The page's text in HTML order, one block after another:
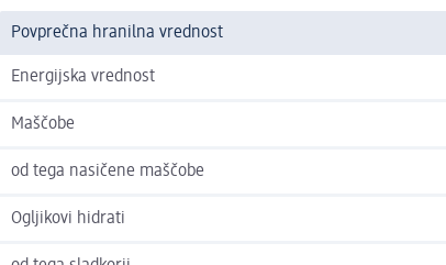
Povprečna hranilna vrednost
Energijska vrednost
Maščobe
od tega nasičene maščobe
Ogljikovi hidrati